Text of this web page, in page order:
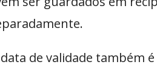
de validade também